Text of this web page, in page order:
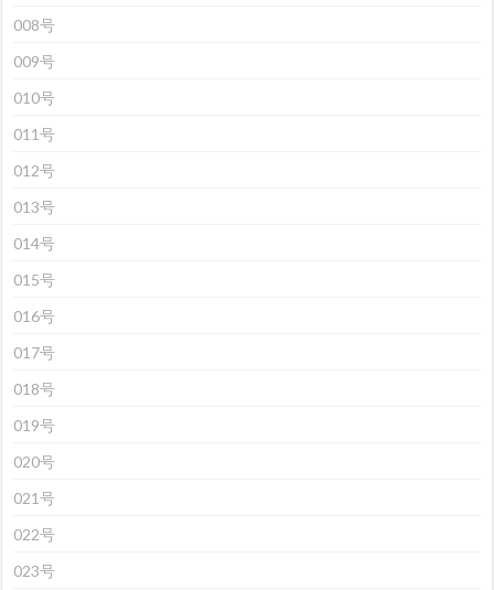
008号
009号
010号
011号
012号
013号
014号
015号
016号
017号
018号
019号
020号
021号
022号
023号